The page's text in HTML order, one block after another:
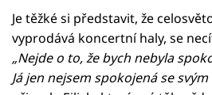
Je těžké si představit, že
vyprodává koncertní haly, se
„Nejde o to, že bych nebyla
Já jen nejsem spokojená se